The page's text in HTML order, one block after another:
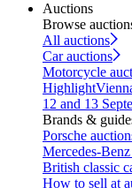
Auctions
Browse
All auctions
Car auctions
Motorcycle
Highlight
12 and 13
Brands &
Porsche
Mercedes-
British classic
How to sell at